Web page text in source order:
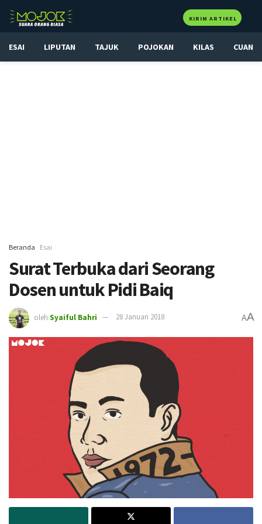
KIRIM ARTIKEL
ESAI LIPUTAN TAJUK POJOKAN KILAS CUAN
Beranda Esai
Surat Terbuka dari Seorang
Dosen untuk Pidi Baiq
oleh Syaiful Bahri 28 Januari 2018 AA